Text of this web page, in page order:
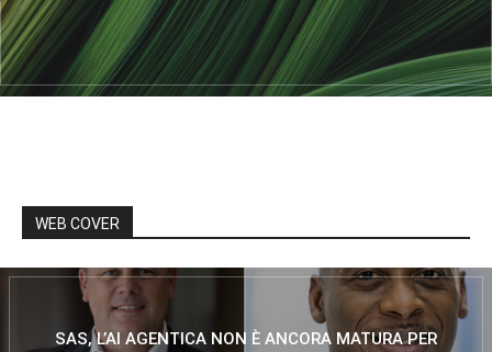
WEB COVER
SAS, L’AI AGENTICA NON È ANCORA MATURA PER